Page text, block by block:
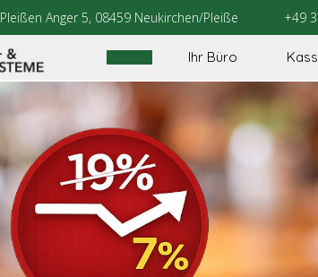
Pleißen Anger 5, 08459 Neukirchen/Pleiße +49
Ihr Büro